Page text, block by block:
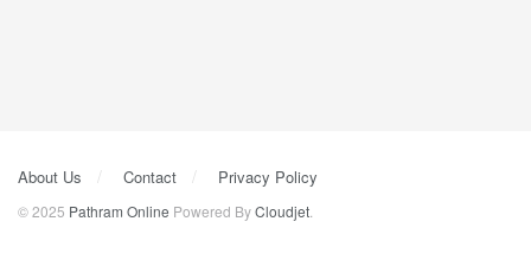
About Us Contact Privacy Policy
© 2025 Pathram Online Powered ByCloudjet